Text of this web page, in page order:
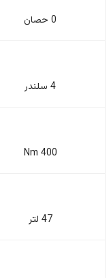
0 حصان
4 سلندر
400 Nm
47 لتر